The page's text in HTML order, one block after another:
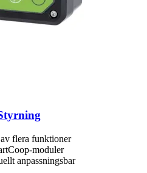
flera funktioner
moduler
anpassningsbar